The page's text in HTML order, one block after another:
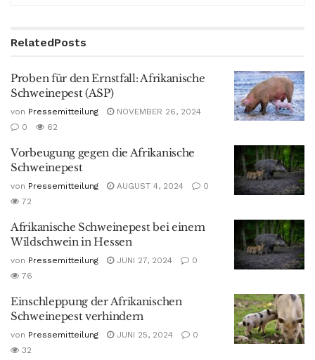
RelatedPosts
Proben für den Ernstfall: Afrikanische
Schweinepest (ASP)
von Pressemitteilung
NOVEMBER 26, 2024
0
62
Vorbeugung gegen die Afrikanische
Schweinepest
von Pressemitteilung AUGUST 4, 2024
0
72
Afrikanische Schweinepest bei einem
Wildschwein in Hessen
von Pressemitteilung JUNI 27, 2024
0
76
Einschleppung der Afrikanischen
Schweinepest verhindern
von Pressemitteilung JUNI 25, 2024
0
32